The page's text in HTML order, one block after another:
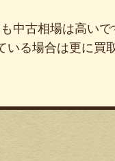
中古相場は高い
いる場合は更に買